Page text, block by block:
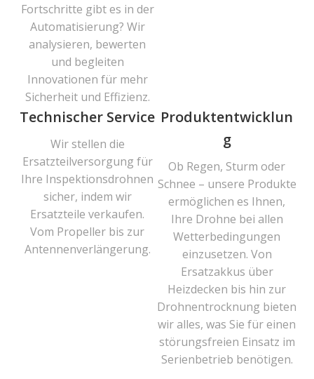
Fortschritte gibt es in der
Automatisierung? Wir
analysieren, bewerten
und begleiten
Innovationen für mehr
Sicherheit und Effizienz.
Technischer Service
Wir stellen die
Ersatzteilversorgung für
Ihre Inspektionsdrohnen
sicher, indem wir
Ersatzteile verkaufen.
Vom Propeller bis zur
Antennenverlängerung.
Produktentwicklun
g
Ob Regen, Sturm oder
Schnee – unsere Produkte
ermöglichen es Ihnen,
Ihre Drohne bei allen
Wetterbedingungen
einzusetzen. Von
Ersatzakkus über
Heizdecken bis hin zur
Drohnentrocknung bieten
wir alles, was Sie für einen
störungsfreien Einsatz im
Serienbetrieb benötigen.